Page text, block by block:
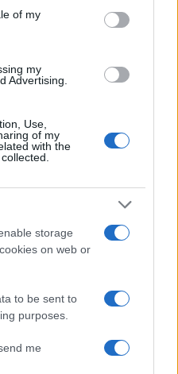
of my
my
Advertising.
Use,
of my
with the
storage
on web or
to be sent to
purposes.
me
ειδησεογραφία και τα
και Αλεξάνδρα
με πολυτελές γιοτ
με μπάντα που
και τους